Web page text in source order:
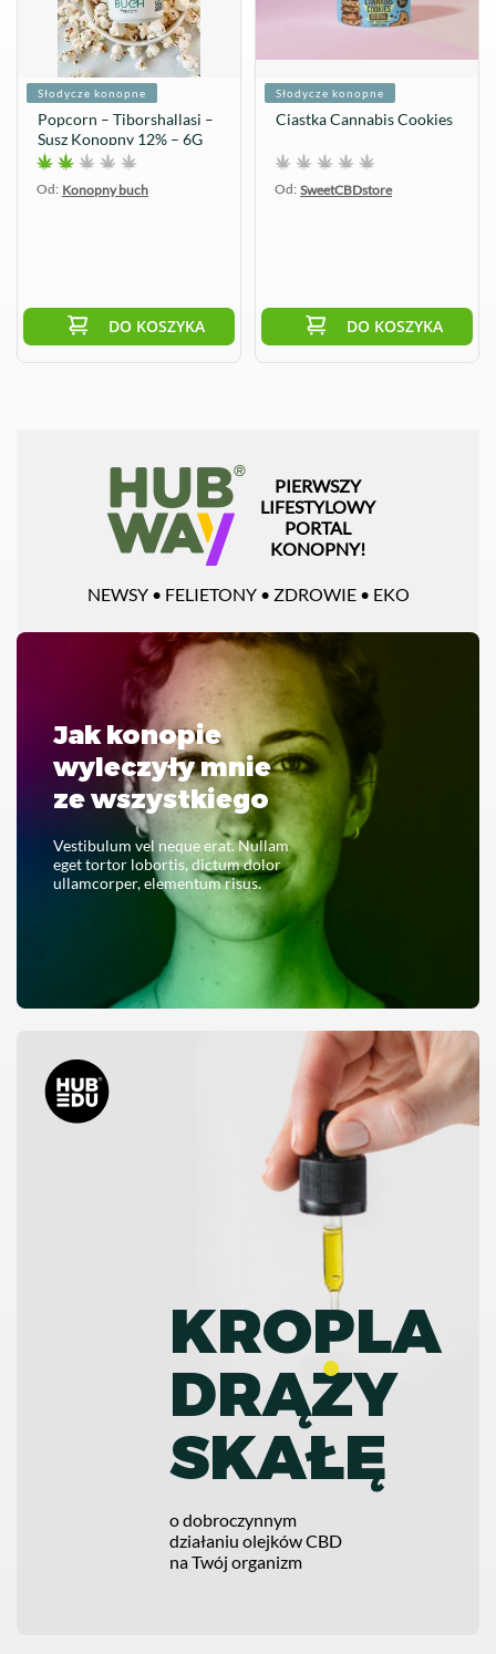
Słodycze konopne
Popcorn – Tiborshallasi –
Susz Konopny 12% – 6G
Od: Konopny buch
DO KOSZYKA
Słodycze konopne
Ciastka Cannabis Cookies
Od: SweetCBDstore
DO KOSZYKA
PIERWSZY
LIFESTYLOWY
PORTAL
KONOPNY!
NEWSY • FELIETONY • ZDROWIE • EKO
Jak konopie
wyleczyły mnie
ze wszystkiego
Vestibulum vel neque erat. Nullam
eget tortor lobortis, dictum dolor
ullamcorper, elementum risus.
CZYTAJ CAŁOŚĆ
KROPLA
DRĄZY
SKAŁĘ
o dobroczynnym
działaniu olejków CBD
na Twój organizm